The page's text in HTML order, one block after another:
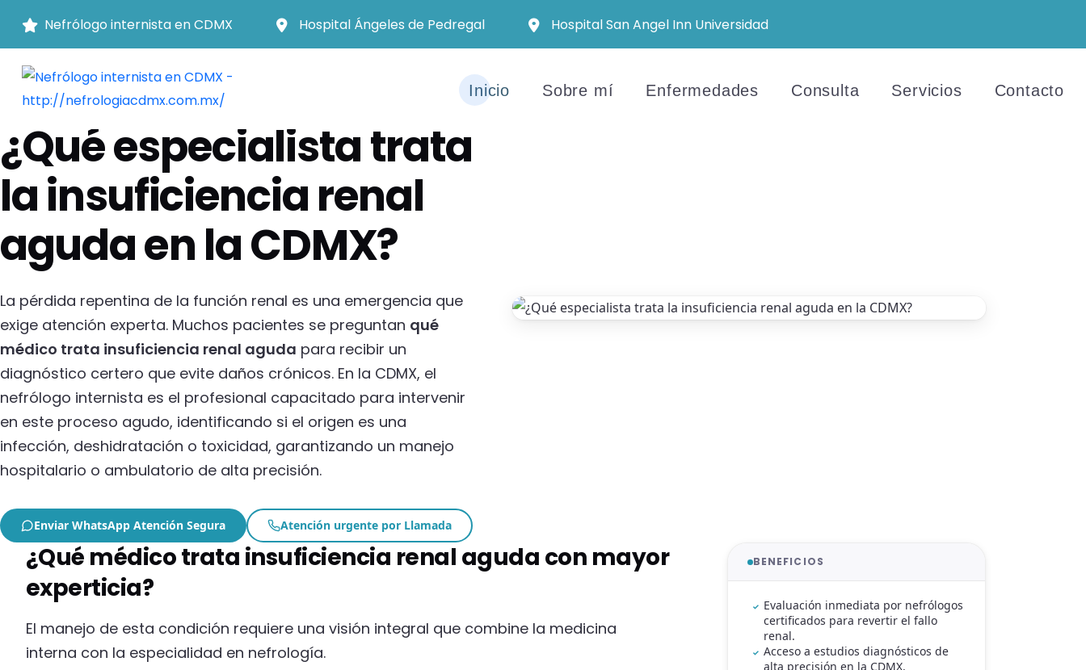
Nefrólogo internista en CDMX Hospital Ángeles de Pedregal Hospital San Angel Inn Universidad
Inicio Sobre mí Enfermedades Consulta Servicios Contacto
INSUFICIENCIA RENAL AGUDA
¿Qué especialista trata
la insuficiencia renal
aguda en la CDMX?
La pérdida repentina de la función renal es una emergencia que
exige atención experta. Muchos pacientes se preguntan qué
médico trata insuficiencia renal aguda para recibir un
diagnóstico certero que evite daños crónicos. En la CDMX, el
nefrólogo internista es el profesional capacitado para intervenir
en este proceso agudo, identificando si el origen es una
infección, deshidratación o toxicidad, garantizando un manejo
hospitalario o ambulatorio de alta precisión.
Enviar WhatsApp Atención Segura Atención urgente por Llamada
¿Qué médico trata insuficiencia renal aguda con mayor
experticia?
El manejo de esta condición requiere una visión integral que combine la medicina
interna con la especialidad en nefrología.
BENEFICIOS
Evaluación inmediata por nefrólogos
certificados para revertir el fallo
renal.
Acceso a estudios diagnósticos de
alta precisión en la CDMX.